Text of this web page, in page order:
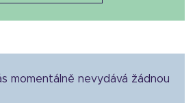
momentálně nevydává žádnou